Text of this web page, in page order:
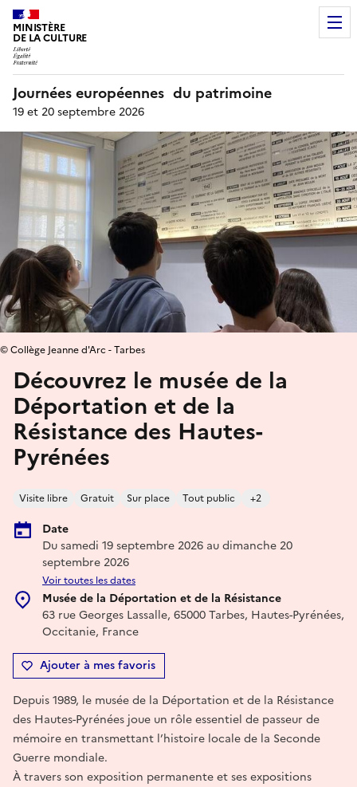
MINISTÈRE
DE LA CULTURE
Journées européennes du patrimoine
19 et 20 septembre 2026
Découvrez le musée de la
Déportation et de la
Résistance des Hautes-
Pyrénées
Visite libre Gratuit Sur place Tout public +2
Date
Du samedi 19 septembre 2026 au dimanche 20
septembre 2026
Voir toutes les dates
Musée de la Déportation et de la Résistance
63 rue Georges Lassalle, 65000 Tarbes, Hautes-Pyrénées,
Occitanie, France
Ajouter à mes favoris
© Collège Jeanne d'Arc - Tarbes
Depuis 1989, le musée de la Déportation et de la Résistance
des Hautes-Pyrénées joue un rôle essentiel de passeur de
mémoire en transmettant l’histoire locale de la Seconde
Guerre mondiale.
À travers son exposition permanente et ses expositions